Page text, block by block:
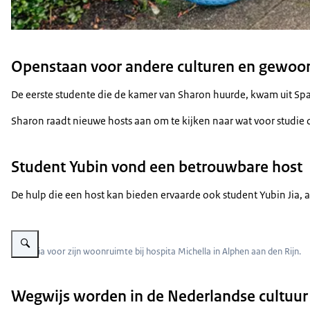
Openstaan voor andere culturen en
De eerste studente die de kamer van Sharon huurde, kwam uit
Sharon raadt nieuwe hosts aan om te kijken naar wat voor
Student Yubin vond een betrouwbare host
De hulp die een host kan bieden ervaarde ook student Yubin
Vergroot afbeelding student Yubin Jia
Yubin Jia voor zijn woonruimte bij hospita Michella in Alphen aan den Rijn.
Wegwijs worden in de Nederlandse cultuur